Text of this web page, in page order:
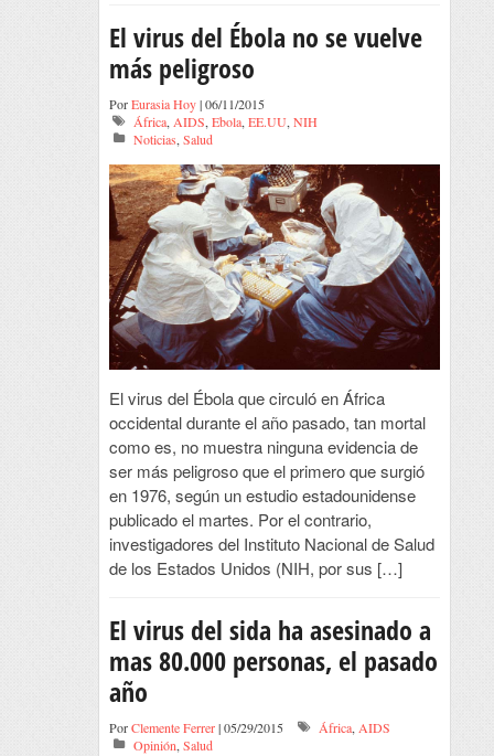
El virus del Ébola no se vuelve
más peligroso
PorEurasia Hoy| 06/11/2015
África,AIDS,Ebola,EE.UU,NIH
Noticias,Salud
El virus del Ébola que circuló en África
occidental durante el año pasado, tan mortal
como es, no muestra ninguna evidencia de
ser más peligroso que el primero que surgió
en 1976, según un estudio estadounidense
publicado el martes. Por el contrario,
investigadores del Instituto Nacional de Salud
de los Estados Unidos (NIH, por sus […]
El virus del sida ha asesinado a
mas 80.000 personas, el pasado
año
PorClemente Ferrer| 05/29/2015 África,AIDS
Opinión,Salud